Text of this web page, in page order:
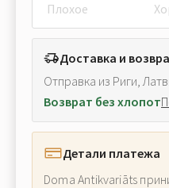
Плохое
Доставка и
Отправка из Риги,
Возврат без хлопот
Детали платежа
Doma Antikvariāts